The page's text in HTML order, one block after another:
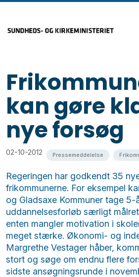
kan gøre
nye forsøg
02-10-2012 Pressemeddelelse
Regeringen har godkendt 35
frikommunerne. For eksempel
og Gladsaxe Kommuner tage 5-
uddannelsesforløb særligt
enten mangler motivation i
meget stærke. Økonomi- og
Margrethe Vestager håber,
stort og søge om endnu flere
sidste ansøgningsrunde i